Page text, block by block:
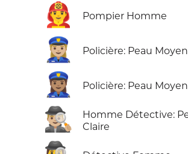
👨‍🚒 Pompier Homme
👮🏼‍♀️ Policière: Peau
👮🏽‍♀️ Policière: Peau
🕵🏼‍♂️
Homme Détective:
Claire